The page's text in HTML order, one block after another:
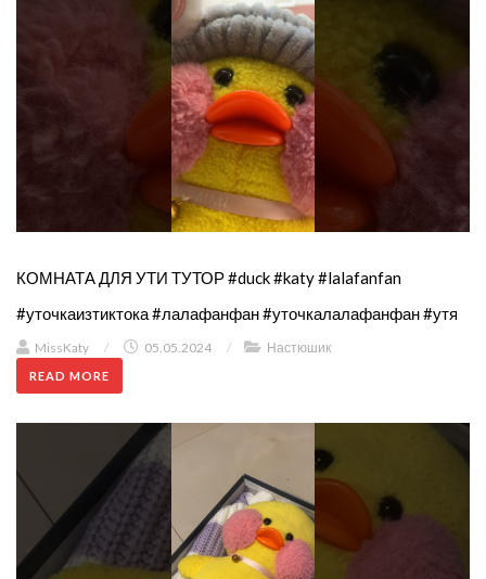
КОМНАТА ДЛЯ УТИ ТУТОР #duck #katy #lalafanfan
#уточкаизтиктока #лалафанфан #уточкалалафанфан #утя
MissKaty / 05.05.2024 / Настюшик
READ MORE